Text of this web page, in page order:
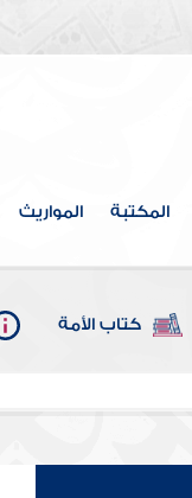
المكتبة المواريث
كتاب الأمة